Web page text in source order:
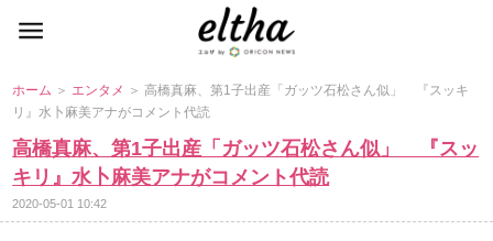
ホーム ＞ エンタメ ＞ 高橋真麻、第1子出産「ガッツ石松さん似」 『スッキ
リ』水卜麻美アナがコメント代読
高橋真麻、第1子出産「ガッツ石松さん似」 『スッ
キリ』水卜麻美アナがコメント代読
2020-05-01 10:42